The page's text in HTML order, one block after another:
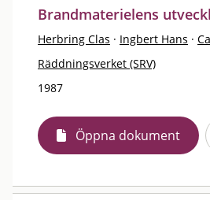
Brandmaterielens
Herbring Clas · Ingbert Hans ·
Räddningsverket (SRV)
1987
Öppna dokument